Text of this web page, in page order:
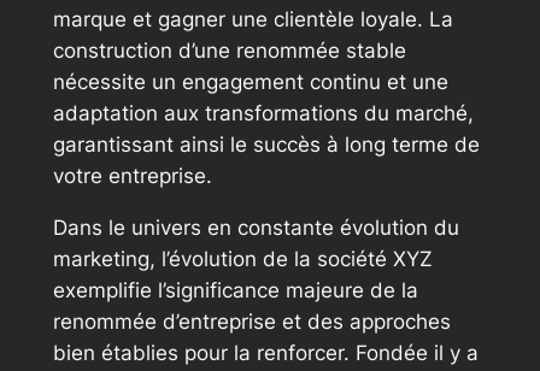
marque et gagner une clientèle loyale. La
construction d’une renommée stable
nécessite un engagement continu et une
adaptation aux transformations du marché,
garantissant ainsi le succès à long terme de
votre entreprise.
Dans le univers en constante évolution du
marketing, l’évolution de la société XYZ
exemplifie l’significance majeure de la
renommée d’entreprise et des approches
bien établies pour la renforcer. Fondée il y a